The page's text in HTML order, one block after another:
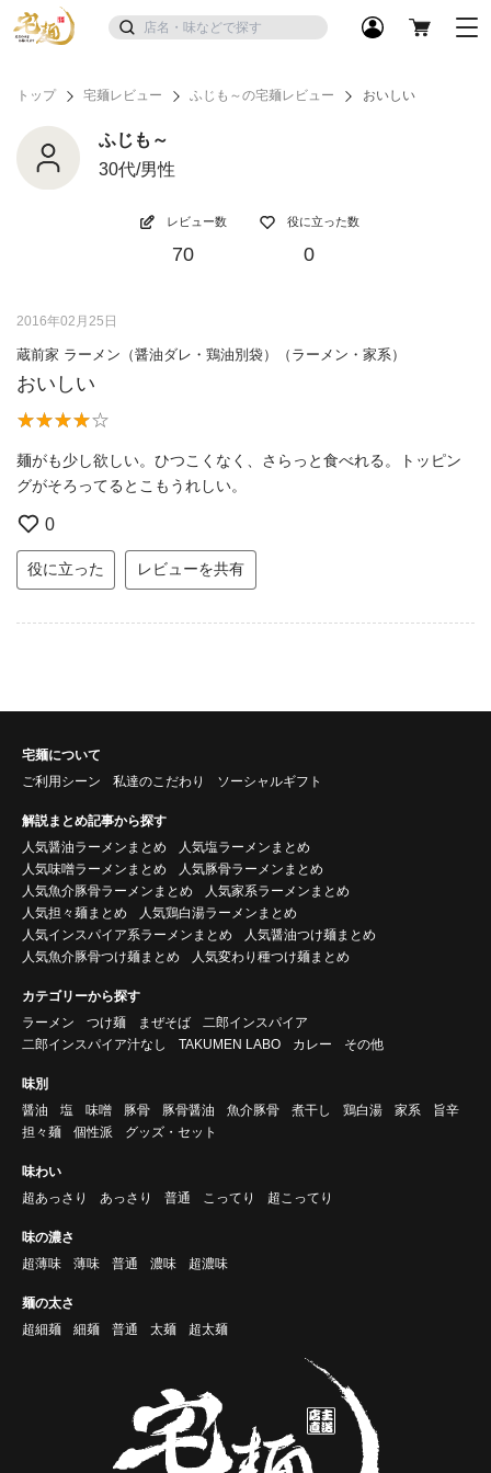
トップ 宅麺レビュー ふじも～の宅麺レビュー おいしい
ふじも～
30代/男性
レビュー数
70
役に立った数
0
2016年02月25日
蔵前家 ラーメン（醤油ダレ・鶏油別袋）（ラーメン・家系）
おいしい
麺がも少し欲しい。ひつこくなく、さらっと食べれる。トッピン
グがそろってるとこもうれしい。
0
役に立った レビューを共有
宅麺について
ご利用シーン
私達のこだわり ソーシャルギフト
解説まとめ記事から探す
人気醤油ラーメンまとめ
人気塩ラーメンまとめ
人気味噌ラーメンまとめ
人気豚骨ラーメンまとめ
人気魚介豚骨ラーメンまとめ
人気家系ラーメンまとめ
人気担々麺まとめ
人気鶏白湯ラーメンまとめ
人気インスパイア系ラーメンまとめ
人気醤油つけ麺まとめ
人気魚介豚骨つけ麺まとめ
人気変わり種つけ麺まとめ
カテゴリーから探す
ラーメン
つけ麺 まぜそば
二郎インスパイア
二郎インスパイア汁なし
TAKUMEN LABO カレー その他
味別
醤油
塩 味噌 豚骨 豚骨醤油 魚介豚骨 煮干し 鶏白湯 家系
旨辛
担々麺
個性派 グッズ・セット
味わい
超あっさり
あっさり 普通 こってり 超こってり
味の濃さ
超薄味
薄味 普通 濃味 超濃味
麺の太さ
超細麺
細麺 普通 太麺 超太麺